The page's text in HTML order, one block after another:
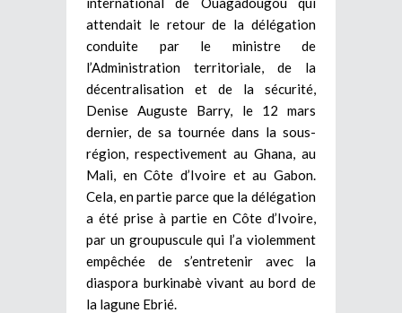
attendait le retour de la délégation
conduite par le ministre de
l’Administration territoriale, de la
décentralisation et de la sécurité,
Denise Auguste Barry, le 12 mars
dernier, de sa tournée dans la sous-
région, respectivement au Ghana, au
Mali, en Côte d’Ivoire et au Gabon.
Cela, en partie parce que la délégation
a été prise à partie en Côte d’Ivoire,
par un groupuscule qui l’a violemment
empêchée de s’entretenir avec la
diaspora burkinabè vivant au bord de
la lagune Ebrié.